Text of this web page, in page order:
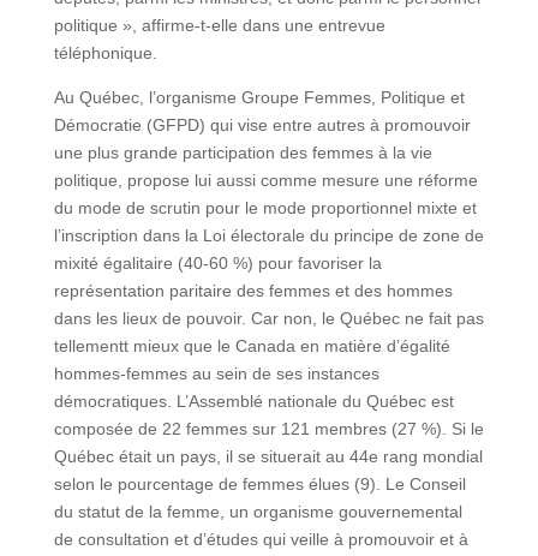
politique », affirme-t-elle dans une entrevue
téléphonique.
Au Québec, l’organisme Groupe Femmes, Politique et
Démocratie (GFPD) qui vise entre autres à promouvoir
une plus grande participation des femmes à la vie
politique, propose lui aussi comme mesure une réforme
du mode de scrutin pour le mode proportionnel mixte et
l’inscription dans la Loi électorale du principe de zone de
mixité égalitaire (40-60 %) pour favoriser la
représentation paritaire des femmes et des hommes
dans les lieux de pouvoir. Car non, le Québec ne fait pas
tellementt mieux que le Canada en matière d’égalité
hommes-femmes au sein de ses instances
démocratiques. L’Assemblé nationale du Québec est
composée de 22 femmes sur 121 membres (27 %). Si le
Québec était un pays, il se situerait au 44e rang mondial
selon le pourcentage de femmes élues (9). Le Conseil
du statut de la femme, un organisme gouvernemental
de consultation et d’études qui veille à promouvoir et à